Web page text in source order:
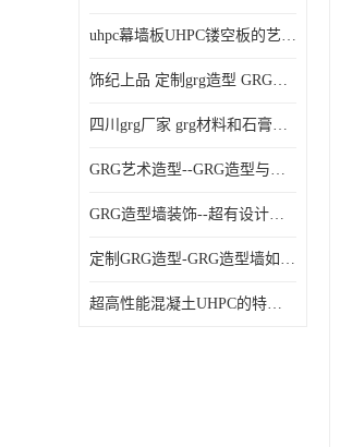
uhpc幕墙板UHPC镂空板的艺术：UHPC材质的革新力量
饰纪上品 定制grg造型 GRG吊材料特性与厚度
四川grg厂家 grg材料和石膏的区别
GRG艺术造型--GRG造型与会展中心装饰空间的**碰撞
GRG造型墙装饰--超有设计感的网红打卡餐厅GRG造型墙面
定制GRG造型-GRG造型墙如何上颜色
超高性能混凝土UHPC的特点和UHPC技术要求